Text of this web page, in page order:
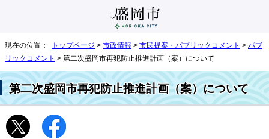
現在の位置： トップページ > 市政情報 > 市民提案・パブリックコメント > パブ
リックコメント > 第二次盛岡市再犯防止推進計画（案）について
第二次盛岡市再犯防止推進計画（案）について